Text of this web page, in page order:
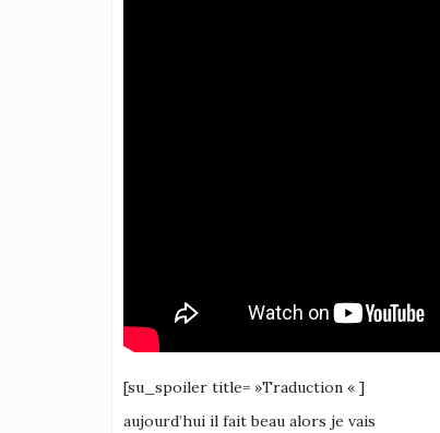
[su_spoiler title= »Traduction « ]
aujourd’hui il fait beau alors je vais